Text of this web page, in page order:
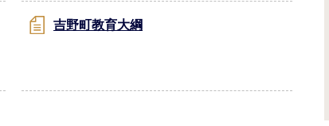
吉野町教育大綱